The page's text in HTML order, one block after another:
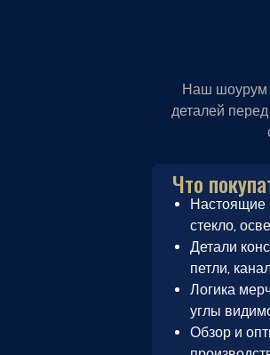
Наш шоурум
деталей
Что
Настоящие
стекло,
Детали
петли,
Логика
углы
Обзор и